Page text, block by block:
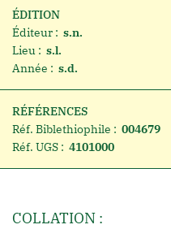
ÉDITION
Éditeur : s.n.
Lieu : s.l.
Année : s.d.
RÉFÉRENCES
Réf. Biblethiophile : 004679
Réf. UGS : 4101000
COLLATION :